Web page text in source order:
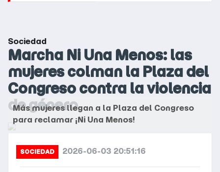
Sociedad
Marcha Ni Una Menos: las
mujeres colman la Plaza del
Congreso contra la violencia
de género
Más mujeres llegan a la Plaza del Congreso
para reclamar ¡Ni Una Menos!
SOCIEDAD 2026-06-03 20:51:16